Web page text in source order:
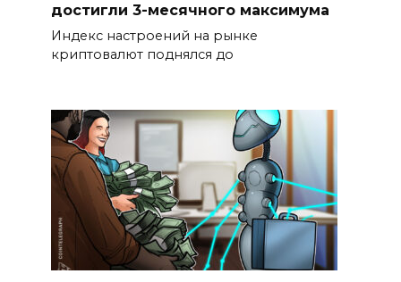
достигли 3-месячного максимума
Индекс настроений на рынке
криптовалют поднялся до